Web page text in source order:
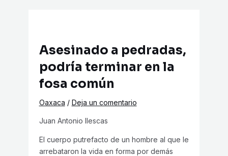
Asesinado a pedradas,
podría terminar en la
fosa común
Oaxaca / Deja un comentario
Juan Antonio Ilescas
El cuerpo putrefacto de un hombre al que le
arrebataron la vida en forma por demás